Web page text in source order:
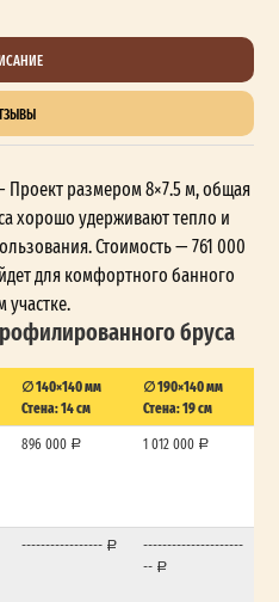
Проект размером 8×7.5 м, общая
хорошо удерживают тепло и
Стоимость — 761 000
для комфортного банного
бруса
∅ 140×140 мм
Стена: 14 см
∅ 190×140 мм
Стена: 19 см
896 000 1 012 000
-----------------
---------------------
--